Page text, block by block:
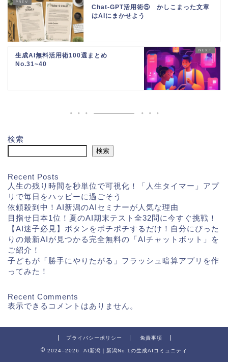
Chat-GPT活用術⑤ かしこまった文章
はAIにまかせよう
生成AI無料活用術100選まとめ
No.31~40
検索
検索
Recent Posts
人生の残り時間を秒単位で可視化！「人生タイマー」アプ
リで毎日をハッピーに過ごそう
依頼殺到中！AI新潟のAIセミナーが人気な理由
目指せ日本1位！夏のAI期末テスト全32問に今すぐ挑戦！
【AI迷子必見】ボタンをポチポチするだけ！自分にぴった
りの最新AIが見つかる完全無料の「AIチャットボット」を
ご紹介！
子どもが「勝手にやりたがる」フラッシュ暗算アプリを作
ってみた！
Recent Comments
表示できるコメントはありません。
プライバシーポリシー 免責事項
2024–2026 AI新潟｜新潟No.1の生成AIコミュニティ